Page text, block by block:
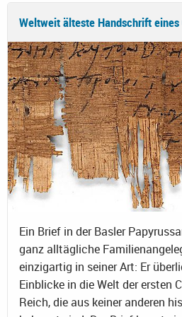
Weltweit älteste Handschrift eines
Ein Brief in der Basler
ganz alltägliche
einzigartig in seiner Art: Er
Einblicke in die Welt der ersten
Reich, die aus keiner anderen